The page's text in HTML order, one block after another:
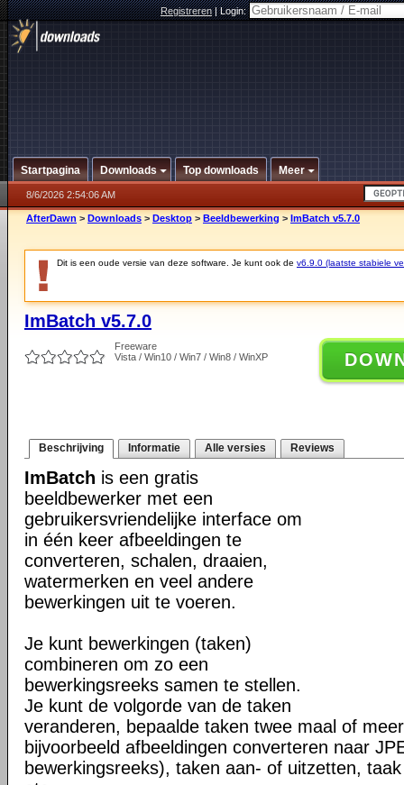
Registreren|Login:
Startpagina Downloads Top downloads Meer
8/6/2026 2:54:06 AM
AfterDawn > Downloads > Desktop > Beeldbewerking > ImBatch v5.7.0
Dit is een oude versie van deze software. Je kunt ook de v6.9.0 (laatste stabiele
ImBatch v5.7.0
Freeware
Vista / Win10 / Win7 / Win8 / WinXP
Beschrijving Informatie Alle versies Reviews
ImBatch is een gratis
beeldbewerker met een
gebruikersvriendelijke interface om
in één keer afbeeldingen te
converteren, schalen, draaien,
watermerken en veel andere
bewerkingen uit te voeren.
Je kunt bewerkingen (taken)
combineren om zo een
bewerkingsreeks samen te stellen.
Je kunt de volgorde van de taken
veranderen, bepaalde taken twee maal of
bijvoorbeeld afbeeldingen converteren naar
bewerkingsreeks), taken aan- of uitzetten,